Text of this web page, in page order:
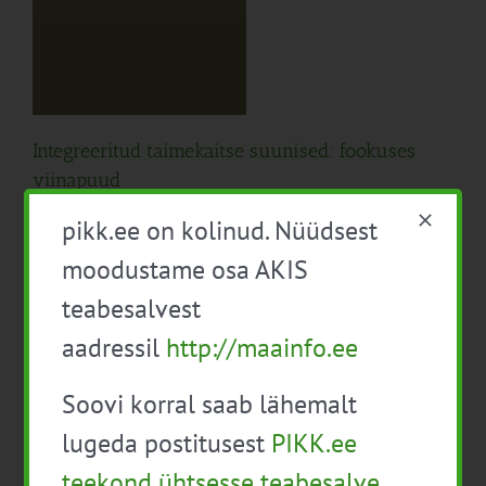
Integreeritud taimekaitse suunised: fookuses
viinapuud
Sildid:
aiandus ,Taimekahjustaja, taimekaitse, viinapuu
Eesti Maaülikoolis on ajakohastatud integreeritud
taimekaitse (ITK) suunised. Käesolev artikkel on
suuniseid kultuuride kaupa, seekord on fookuses
pikk.ee on kolinud. Nüüdsest
moodustame osa AKIS
teabesalvest
aadressil http://maainfo.ee
Soovi korral saab lähemalt
lugeda postitusest PIKK.ee